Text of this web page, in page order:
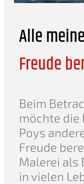
Alle
Freude
Beim
möchte die
Poys
Freude
Malerei als
in vielen